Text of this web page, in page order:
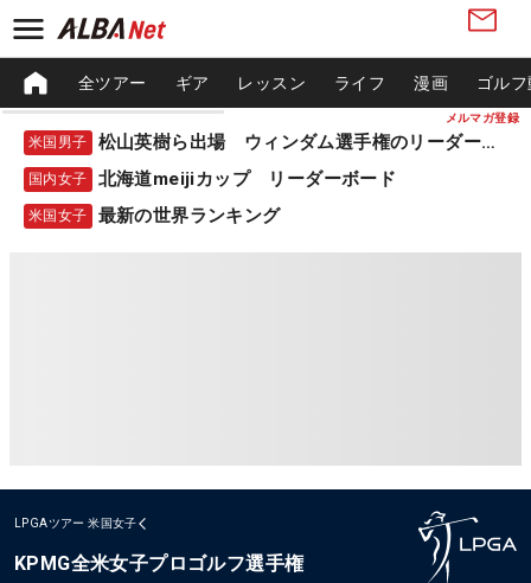
メルマガ登録
全ツアー ギア レッスン ライフ 漫画 ゴル
米国男子 松山英樹ら出場 ウィンダム選手権のリーダーボード
国内女子 北海道meijiカップ リーダーボード
米国女子 最新の世界ランキング
LPGAツアー 米国女子
KPMG全米女子プロゴルフ選手権